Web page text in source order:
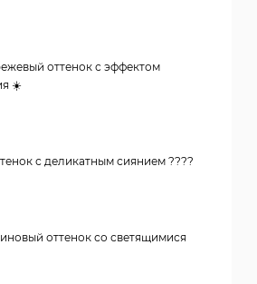
оттенок с эффектом
☀️
с деликатным сиянием ????
оттенок со светящимися